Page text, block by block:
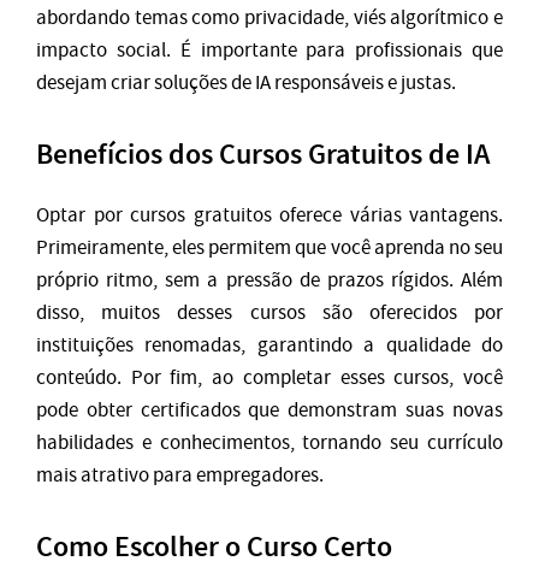
abordando temas como privacidade, viés algorítmico e
impacto social. É importante para profissionais que
desejam criar soluções de IA responsáveis e justas.
Benefícios dos Cursos Gratuitos de IA
Optar por cursos gratuitos oferece várias vantagens.
Primeiramente, eles permitem que você aprenda no seu
próprio ritmo, sem a pressão de prazos rígidos. Além
disso, muitos desses cursos são oferecidos por
instituições renomadas, garantindo a qualidade do
conteúdo. Por fim, ao completar esses cursos, você
pode obter certificados que demonstram suas novas
habilidades e conhecimentos, tornando seu currículo
mais atrativo para empregadores.
Como Escolher o Curso Certo